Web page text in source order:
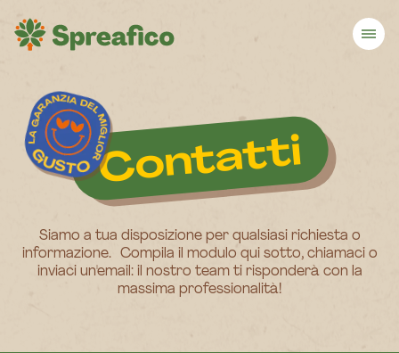
Contatti
Siamo a tua disposizione per qualsiasi richiesta o
informazione. Compila il modulo qui sotto, chiamaci o
inviaci un'email: il nostro team ti risponderà con la
massima professionalità!